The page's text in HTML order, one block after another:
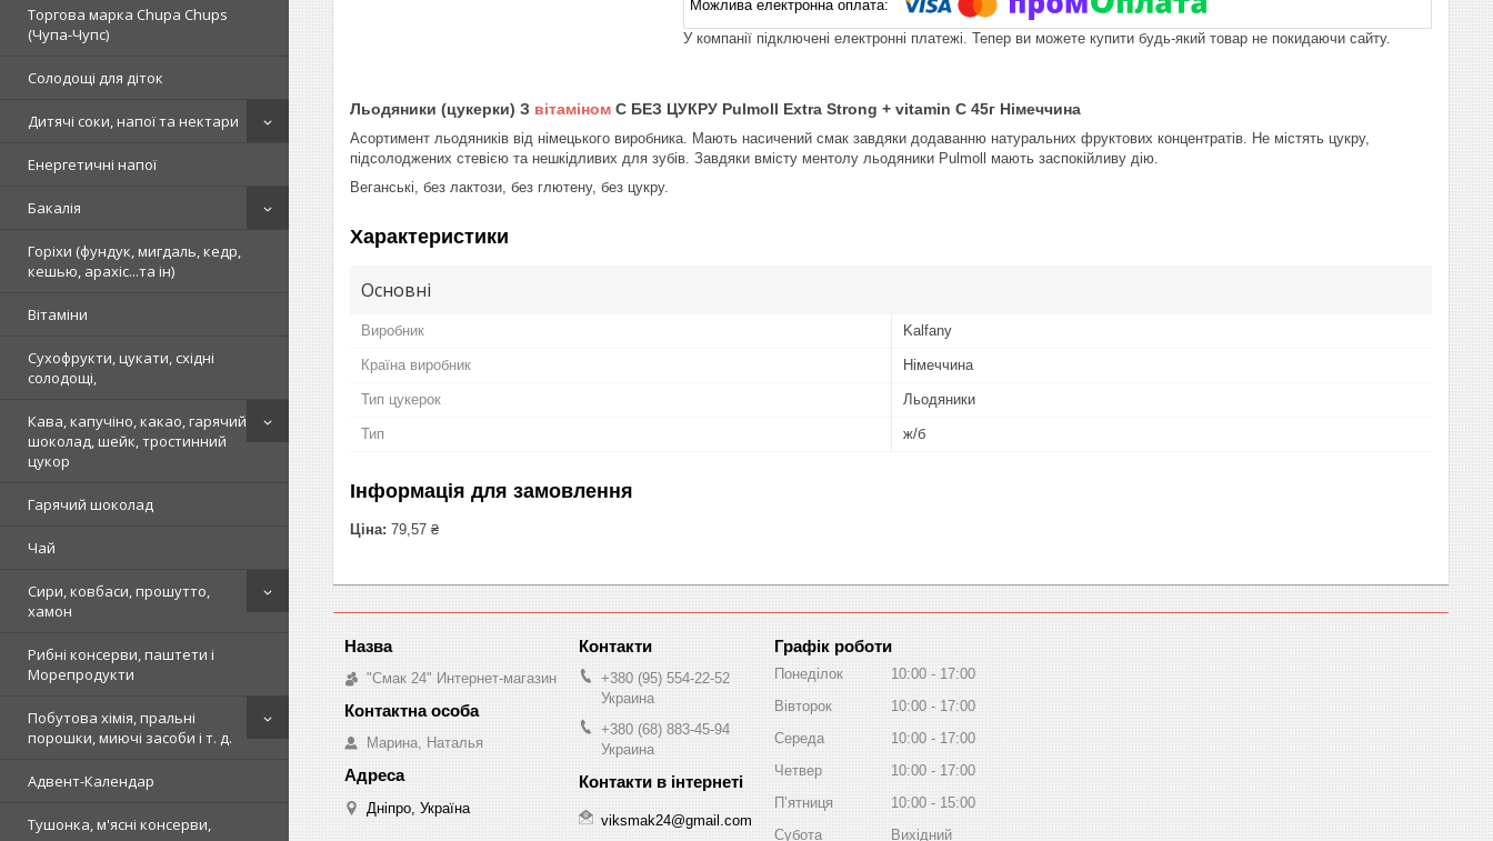
Торгова марка Chupa Chups
(Чупа-Чупс)
Солодощі для діток
Дитячі соки, напої та нектари
Енергетичні напої
Бакалія
Горіхи (фундук, мигдаль, кедр,
кешью, арахіс...та ін)
Вітаміни
Сухофрукти, цукати, східні
солодощі,
Кава, капучіно, какао, гарячий
шоколад, шейк, тростинний
цукор
Гарячий шоколад
Чай
Сири, ковбаси, прошутто,
хамон
Рибні консерви, паштети і
Морепродукти
Побутова хімія, пральні
порошки, миючі засоби і т. д.
Адвент-Календар
Тушонка, м'ясні консерви,
У компанії підключені електронні платежі. Тепер ви можете купити будь-який товар не покидаючи сайту.
Льодяники (цукерки) З вітаміном С БЕЗ ЦУКРУ Pulmoll Extra Strong + vitamin C 45г Німеччина
Асортимент льодяників від німецького виробника. Мають насичений смак завдяки додаванню натуральних фруктових концентратів. Не містять цукру,
підсолоджених стевією та нешкідливих для зубів. Завдяки вмісту ментолу льодяники Pulmoll мають заспокійливу дію.
Веганські, без лактози, без глютену, без цукру.
Характеристики
Основні
Виробник Kalfany
Країна виробник Німеччина
Тип цукерок Льодяники
Тип ж/б
Інформація для замовлення
Ціна: 79,57 ₴
"Смак 24" Интернет-магазин
Марина, Наталья
Дніпро, Україна
+380 (95) 554-22-52
Украина
+380 (68) 883-45-94
Украина
viksmak24@gmail.com
Графік роботи
Понеділок 10:00
17:00
Вівторок
10:00
17:00
Середа
10:00
17:00
Четвер
10:00
17:00
Пʼятниця
10:00
15:00
Субота
Вихідний